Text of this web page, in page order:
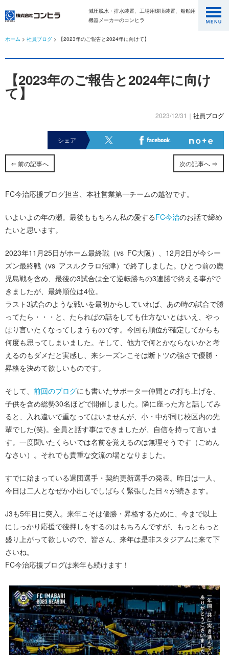
減圧脱水・排水装置、工場用環境装置、船舶用
機器メーカーのコンヒラ
ホーム > 社員ブログ > 【2023年のご報告と2024年に向けて】
【2023年のご報告と2024年に向け
て】
2023/12/31｜ 社員ブログ
シェア
⇐ 前の記事へ 次の記事へ ⇒
FC今治応援ブログ担当、本社営業第一チームの越智です。
いよいよの年の瀬。最後ももちろん私の愛するFC今治のお話で締め
たいと思います。
2023年11月25日がホーム最終戦（vs FC大阪）、12月2日が今シー
ズン最終戦（vs アスルクラロ沼津）で終了しました。ひとつ前の鹿
児島戦を含め、最後の3試合は全て逆転勝ちの3連勝で終える事がで
きましたが、最終順位は4位。
ラスト3試合のような戦いを最初からしていれば、あの時の試合で勝
ってたら・・・と、たらればの話をしても仕方ないとはいえ、やっ
ぱり言いたくなってしまうものです。今回も順位が確定してからも
何度も思ってしまいました。そして、他力で何とかならないかと考
えるのもダメだと実感し、来シーズンこそは断トツの強さで優勝・
昇格を決めて欲しいものです。
そして、 前回のブログにも書いたサポーター仲間との打ち上げを、
子供を含め総勢30名ほどで開催しました。隣に座った方と話してみ
ると、入れ違いで重なってはいませんが、小・中が同じ校区内の先
輩でした(笑)。全員と話す事はできましたが、自信を持って言いま
す。一度聞いたくらいでは名前を覚えるのは無理そうです（ごめん
なさい）。それでも貴重な交流の場となりました。
すでに始まっている退団選手・契約更新選手の発表。昨日は一人、
今日は二人となぜか小出しでしばらく緊張した日々が続きます。
J3も5年目に突入。来年こそは優勝・昇格するために、今まで以上
にしっかり応援で後押しをするのはもちろんですが、もっともっと
盛り上がって欲しいので、皆さん、来年は是非スタジアムに来て下
さいね。
FC今治応援ブログは来年も続けます！